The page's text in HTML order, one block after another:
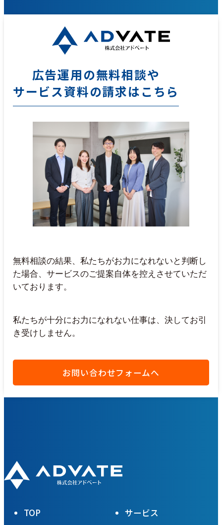
広告運用の無料相談や
サービス資料の請求はこちら
無料相談の結果、私たちがお力になれないと判断し
た場合、サービスのご提案自体を控えさせていただ
いております。
私たちが十分にお力になれない仕事は、決してお引
き受けしません。
お問い合わせフォームへ
TOP サービス